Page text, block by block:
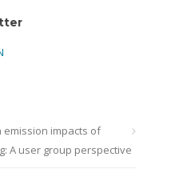
emission impacts of
A user group perspective